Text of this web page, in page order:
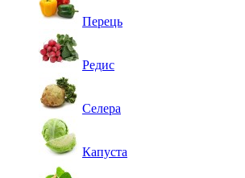
Перець
Редис
Селера
Капуста